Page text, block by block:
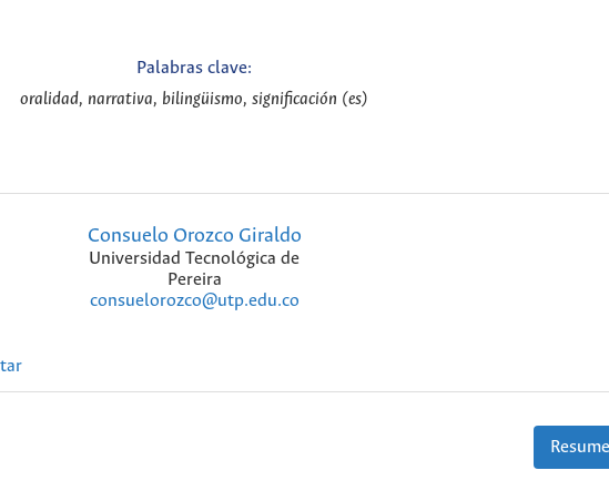
Palabras clave:
oralidad, narrativa, bilingüismo, significación (es)
Consuelo Orozco Giraldo
Universidad Tecnológica de
Pereira
consuelorozco@utp.edu.co